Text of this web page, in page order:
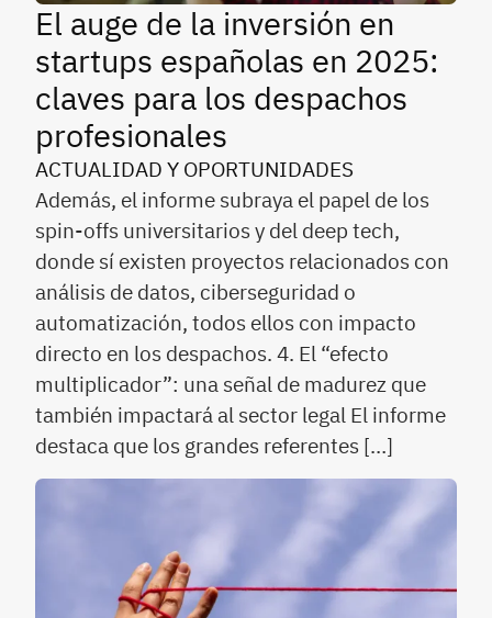
El auge de la inversión en
startups españolas en 2025:
claves para los despachos
profesionales
ACTUALIDAD Y OPORTUNIDADES
Además, el informe subraya el papel de los
spin-offs universitarios y del deep tech,
donde sí existen proyectos relacionados con
análisis de datos, ciberseguridad o
automatización, todos ellos con impacto
directo en los despachos. 4. El “efecto
multiplicador”: una señal de madurez que
también impactará al sector legal El informe
destaca que los grandes referentes […]